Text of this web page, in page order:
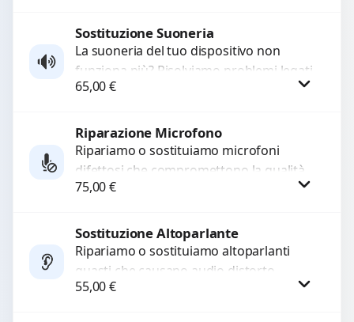
Procedi
Sostituzione Suoneria
La suoneria del tuo dispositivo non
funziona più? Risolviamo problemi legati
a moduli audio difettosi con interventi
65,00€
Procedi
Riparazione Microfono
Ripariamo o sostituiamo microfoni
difettosi che compromettono la qualità
audio delle registrazioni o delle
di...
75,00€
Procedi
Sostituzione Altoparlante
Ripariamo o sostituiamo altoparlanti
guasti che causano audio distorto,
basso o assente. Utilizziamo ricambi di
55,00€